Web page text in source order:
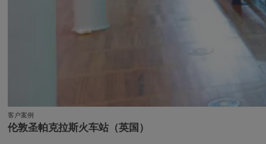
客户案例
伦敦圣帕克拉斯火车站（英国）